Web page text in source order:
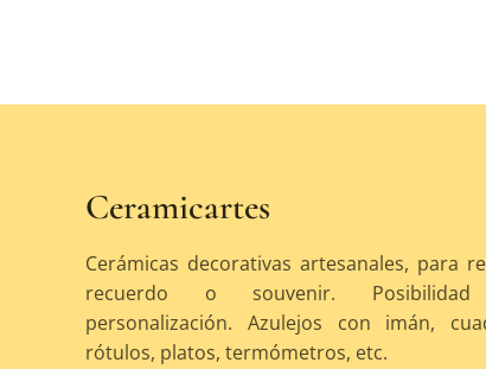
Ceramicartes
Cerámicas decorativas artesanales, para
recuerdo o souvenir.
personalización. Azulejos con imán,
rótulos, platos, termómetros, etc.